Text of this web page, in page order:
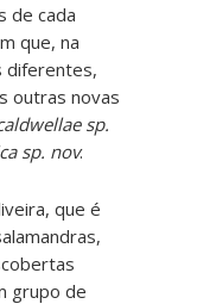
de cada
que, na
diferentes,
outras novas
sp.
sp. nov.
que é
grupo de